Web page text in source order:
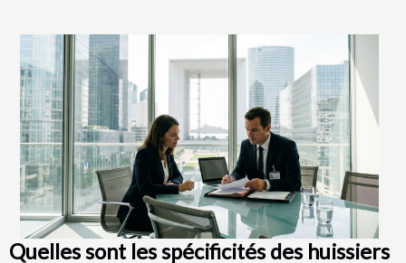
Quelles sont les spécificités des huissiers